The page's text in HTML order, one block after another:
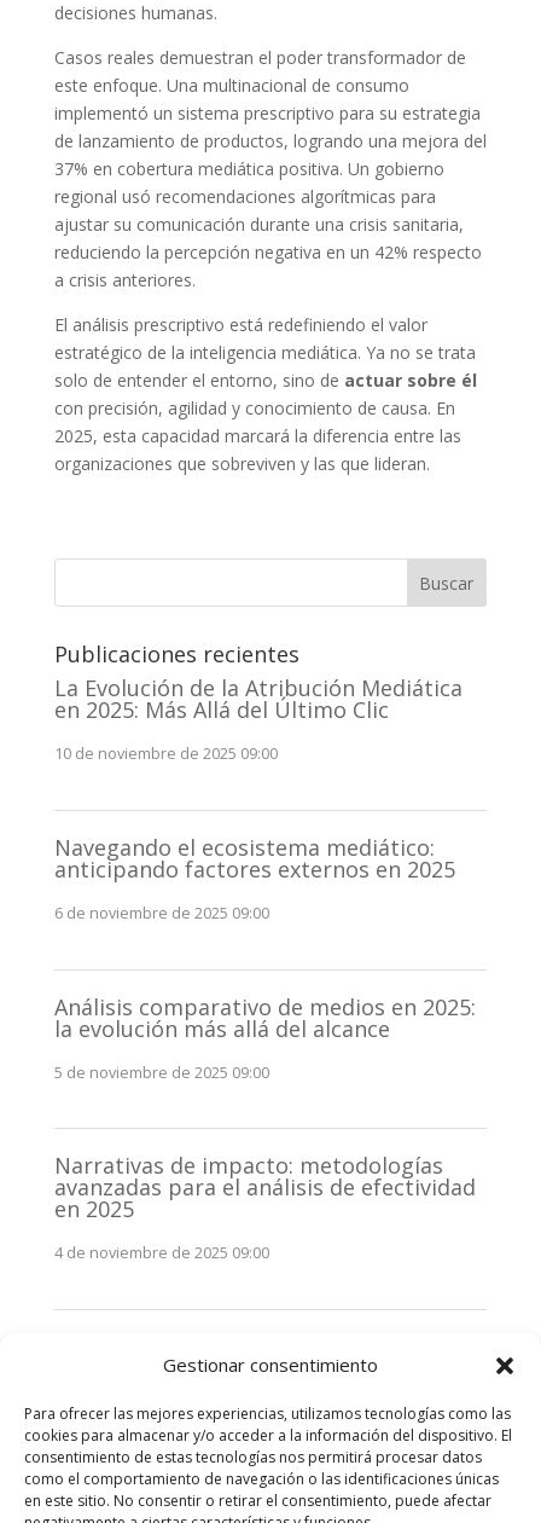
Gestionar consentimiento
Para ofrecer las mejores experiencias, utilizamos tecnologías como las
cookies para almacenar y/o acceder a la información del dispositivo. El
consentimiento de estas tecnologías nos permitirá procesar datos
como el comportamiento de navegación o las identificaciones únicas
en este sitio. No consentir o retirar el consentimiento, puede afectar
decisiones humanas.
Casos reales demuestran el poder transformador de
este enfoque. Una multinacional de consumo
implementó un sistema prescriptivo para su estrategia
de lanzamiento de productos, logrando una mejora del
37% en cobertura mediática positiva. Un gobierno
regional usó recomendaciones algorítmicas para
ajustar su comunicación durante una crisis sanitaria,
reduciendo la percepción negativa en un 42% respecto
a crisis anteriores.
El análisis prescriptivo está redefiniendo el valor
estratégico de la inteligencia mediática. Ya no se trata
solo de entender el entorno, sino de actuar sobre él
con precisión, agilidad y conocimiento de causa. En
2025, esta capacidad marcará la diferencia entre las
organizaciones que sobreviven y las que lideran.
Buscar
Publicaciones recientes
La Evolución de la Atribución Mediática
en 2025: Más Allá del Último Clic
10 de noviembre de 2025 09:00
Navegando el ecosistema mediático:
anticipando factores externos en 2025
6 de noviembre de 2025 09:00
Análisis comparativo de medios en 2025:
la evolución más allá del alcance
5 de noviembre de 2025 09:00
Narrativas de impacto: metodologías
avanzadas para el análisis de efectividad
en 2025
4 de noviembre de 2025 09:00
stakeholders en 2025: La clave de la
3 de noviembre de 2025 09:00
Comentarios recientes